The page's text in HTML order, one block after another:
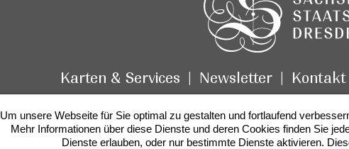
Karten & Services Newsletter Kontakt
Um unsere Webseite für Sie optimal zu gestalten und fortlaufend
Mehr Informationen über diese Dienste und deren Cookies finden Sie
Dienste erlauben, oder nur bestimmte Dienste aktivieren.